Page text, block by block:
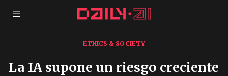
ETHICS & SOCIETY
La IA supone un riesgo creciente